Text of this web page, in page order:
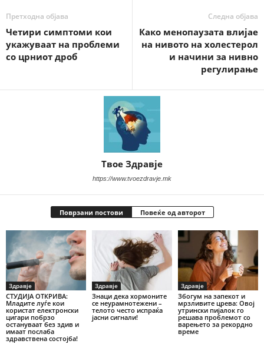
Претходна објава
Четири симптоми кои
укажуваат на проблеми
со црниот дроб
Следна објава
Како менопаузата влијае
на нивото на холестерол
и начини за нивно
регулирање
Твое Здравје
https://www.tvoezdravje.mk
Поврзани постови Повеќе од авторот
Здравје
СТУДИЈА ОТКРИВА:
Младите луѓе кои
користат електронски
цигари побрзо
остануваат без здив и
имаат послаба
здравствена состојба!
Здравје
Знаци дека хормоните
се неурамнотежени –
телото често испраќа
јасни сигнали!
Здравје
Збогум на запекот и
мрзливите црева: Овој
утрински пијалок го
решава проблемот со
варењето за рекордно
време